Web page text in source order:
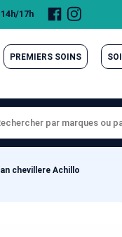
17h
Page
Facebook
PREMIERS SOINS
chevillere Achillo